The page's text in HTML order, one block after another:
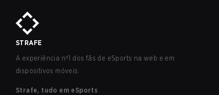
STRAFE
A experiência nº1 dos fãs de eSports na web e em
dispositivos móveis.
Strafe, tudo em eSports